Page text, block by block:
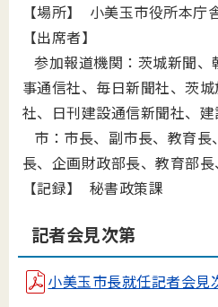
【場所】 小美玉市役所本
【出席者】
参加報道機関： 茨城新聞、
事通信社、毎日新聞社、茨
社、日刊建設通信新聞社、
市：市長、副市長、教育
長、企画財政部長、教育部
【記録】 秘書政策課
記者会見次第
小美玉市長就任記者会